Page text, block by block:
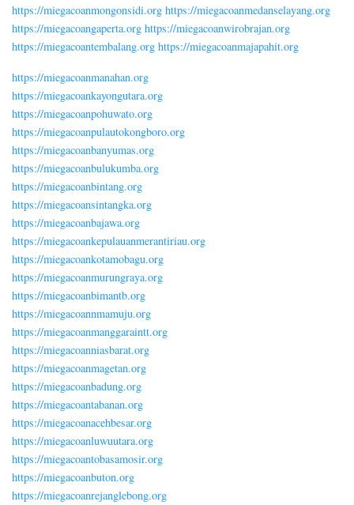
https://miegacoanmongonsidi.org https://miegacoanmedanselayang.org
https://miegacoangaperta.org https://miegacoanwirobrajan.org
https://miegacoantembalang.org https://miegacoanmajapahit.org
https://miegacoanmanahan.org
https://miegacoankayongutara.org
https://miegacoanpohuwato.org
https://miegacoanpulautokongboro.org
https://miegacoanbanyumas.org
https://miegacoanbulukumba.org
https://miegacoanbintang.org
https://miegacoansintangka.org
https://miegacoanbajawa.org
https://miegacoankepulauanmerantiriau.org
https://miegacoankotamobagu.org
https://miegacoanmurungraya.org
https://miegacoanbimantb.org
https://miegacoannmamuju.org
https://miegacoanmanggaraintt.org
https://miegacoanniasbarat.org
https://miegacoanmagetan.org
https://miegacoanbadung.org
https://miegacoantabanan.org
https://miegacoanacehbesar.org
https://miegacoanluwuutara.org
https://miegacoantobasamosir.org
https://miegacoanbuton.org
https://miegacoanrejanglebong.org